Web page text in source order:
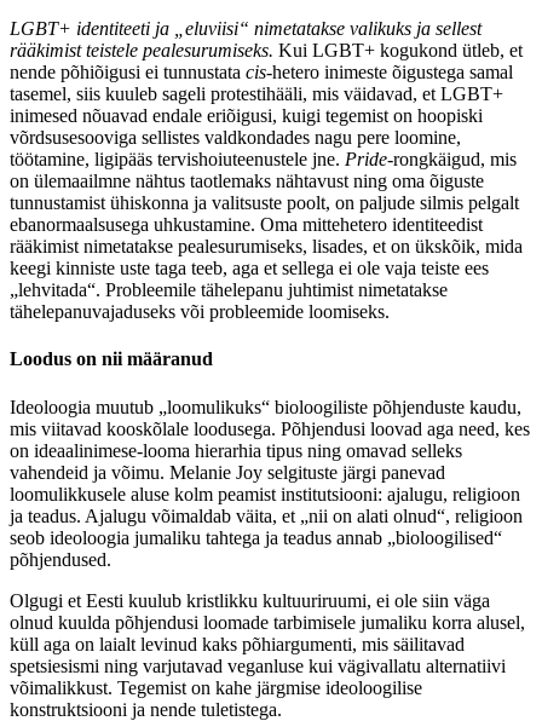
LGBT+ identiteeti ja „eluviisi“ nimetatakse valikuks ja sellest
rääkimist teistele pealesurumiseks. Kui LGBT+ kogukond ütleb, et
nende põhiõigusi ei tunnustata cis-hetero inimeste õigustega samal
tasemel, siis kuuleb sageli protestihääli, mis väidavad, et LGBT+
inimesed nõuavad endale eriõigusi, kuigi tegemist on hoopiski
võrdsusesooviga sellistes valdkondades nagu pere loomine,
töötamine, ligipääs tervishoiuteenustele jne. Pride-rongkäigud, mis
on ülemaailmne nähtus taotlemaks nähtavust ning oma õiguste
tunnustamist ühiskonna ja valitsuste poolt, on paljude silmis pelgalt
ebanormaalsusega uhkustamine. Oma mittehetero identiteedist
rääkimist nimetatakse pealesurumiseks, lisades, et on ükskõik, mida
keegi kinniste uste taga teeb, aga et sellega ei ole vaja teiste ees
„lehvitada“. Probleemile tähelepanu juhtimist nimetatakse
tähelepanuvajaduseks või probleemide loomiseks.
Loodus on nii määranud
Ideoloogia muutub „loomulikuks“ bioloogiliste põhjenduste kaudu,
mis viitavad kooskõlale loodusega. Põhjendusi loovad aga need, kes
on ideaalinimese-looma hierarhia tipus ning omavad selleks
vahendeid ja võimu. Melanie Joy selgituste järgi panevad
loomulikkusele aluse kolm peamist institutsiooni: ajalugu, religioon
ja teadus. Ajalugu võimaldab väita, et „nii on alati olnud“, religioon
seob ideoloogia jumaliku tahtega ja teadus annab „bioloogilised“
põhjendused.
Olgugi et Eesti kuulub kristlikku kultuuriruumi, ei ole siin väga
olnud kuulda põhjendusi loomade tarbimisele jumaliku korra alusel,
küll aga on laialt levinud kaks põhiargumenti, mis säilitavad
spetsiesismi ning varjutavad veganluse kui vägivallatu alternatiivi
võimalikkust. Tegemist on kahe järgmise ideoloogilise
konstruktsiooni ja nende tuletistega.